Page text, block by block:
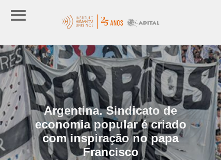
Argentina. Sindicato de
economia popular é criado
com inspiração no papa
Francisco